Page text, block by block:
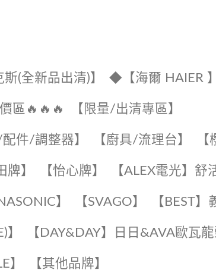
(全新品出清)】 ◆【海爾 HAIER 】
區🔥🔥🔥 【限量/出清專區】
配件/調整器】 【廚具/流理台】 【
牌】 ️【怡心牌】️ 【ALEX電光】舒
】️ ️【SVAGO】️ 【BEST
】️ 【DAY&DAY】️日日&AVA歐瓦龍
】 ️【其他品牌】️